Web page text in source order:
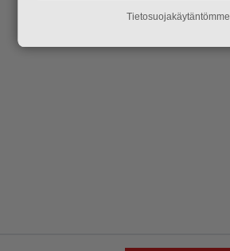
Tietosuojakäytäntömme